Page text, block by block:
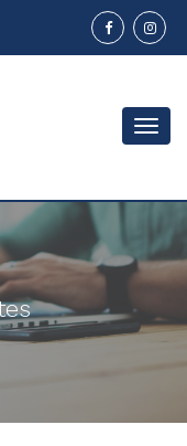
Menu